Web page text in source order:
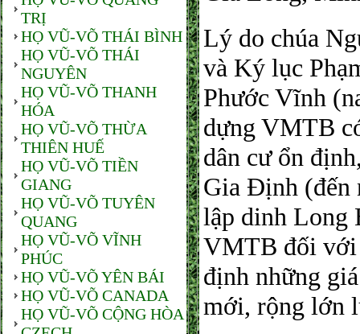
TRỊ
HỌ VŨ-VÕ THÁI BÌNH
HỌ VŨ-VÕ THÁI
NGUYÊN
HỌ VŨ-VÕ THANH
HÓA
HỌ VŨ-VÕ THỪA
THIÊN HUẾ
HỌ VŨ-VÕ TIỀN
GIANG
HỌ VŨ-VÕ TUYÊN
QUANG
HỌ VŨ-VÕ VĨNH
PHÚC
HỌ VŨ-VÕ YÊN BÁI
HỌ VŨ-VÕ CANADA
HỌ VŨ-VÕ CỘNG HÒA
Lý do chúa
và Ký lục
Phước Vĩnh
dựng VMTB
dân cư ổn
Gia Định (đến
lập dinh Long
VMTB đối với
định những
mới, rộng lớn